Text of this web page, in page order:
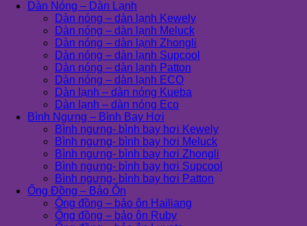
Dàn Nóng – Dàn Lạnh
Dàn nóng – dàn lạnh Kewely
Dàn nóng – dàn lạnh Meluck
Dàn nóng – dàn lạnh Zhongli
Dàn nóng – dàn lạnh Supcool
Dàn nóng – dàn lạnh Patton
Dàn nóng – dàn lạnh ECO
Dàn lạnh – dàn nóng Kueba
Dàn lạnh – dàn nóng Eco
Bình Ngưng – Bình Bay Hơi
Bình ngưng- bình bay hơi Kewely
Bình ngưng- bình bay hơi Meluck
Bình ngưng- bình bay hơi Zhongli
Bình ngưng- bình bay hơi Supcool
Bình ngưng- bình bay hơi Patton
Ống Đồng – Bảo Ôn
Ống đồng – bảo ôn Hailiang
Ống đồng – bảo ôn Ruby